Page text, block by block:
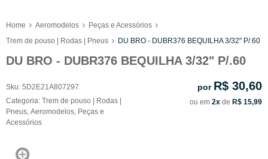
Home Aeromodelos
Peças e Acessórios
Trem de pouso | Rodas | Pneus
DU BRO - DUBR376 BEQUILHA 3/32" P/.60
DU BRO - DUBR376 BEQUILHA 3/32" P/.60
Sku: 5D2E21A807297
Categoria: Trem de pouso | Rodas |
Pneus Aeromodelos Peças e
Acessórios
por R$ 30,60
ou em 2x de R$ 15,99